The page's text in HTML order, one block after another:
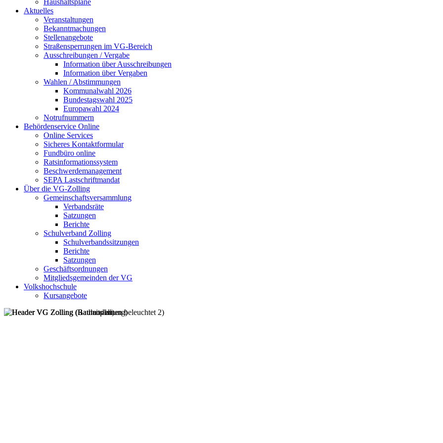
Haushaltspläne
Aktuelles
Veranstaltungen
Bekanntmachungen
Stellenangebote
Straßensperrungen im VG-Bereich
Ausschreibungen / Vergabe
Information über Ausschreibungen
Information über Vergaben
Wahlen / Abstimmungen
Kommunalwahl 2026
Bundestagswahl 2025
Europawahl 2024
Notrufnummern
Behördenservice Online
Online Services
Sicheres Kontaktformular
Fundbüro online
Ratsinformationssystem
Beschwerdemanagement
SEPA Lastschriftmandat
Über die VG-Zolling
Gemeinschaftsversammlung
Verbandsräte
Satzungen
Berichte
Schulverband Zolling
Schulverbandssitzungen
Berichte
Satzungen
Geschäftsordnungen
Mitgliedsgemeinden der VG
Volkshochschule
Kursangebote